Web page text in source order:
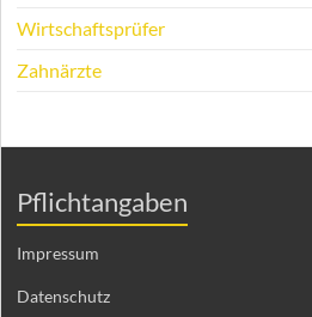
Wirtschaftsprüfer
Zahnärzte
Pflichtangaben
Impressum
Datenschutz